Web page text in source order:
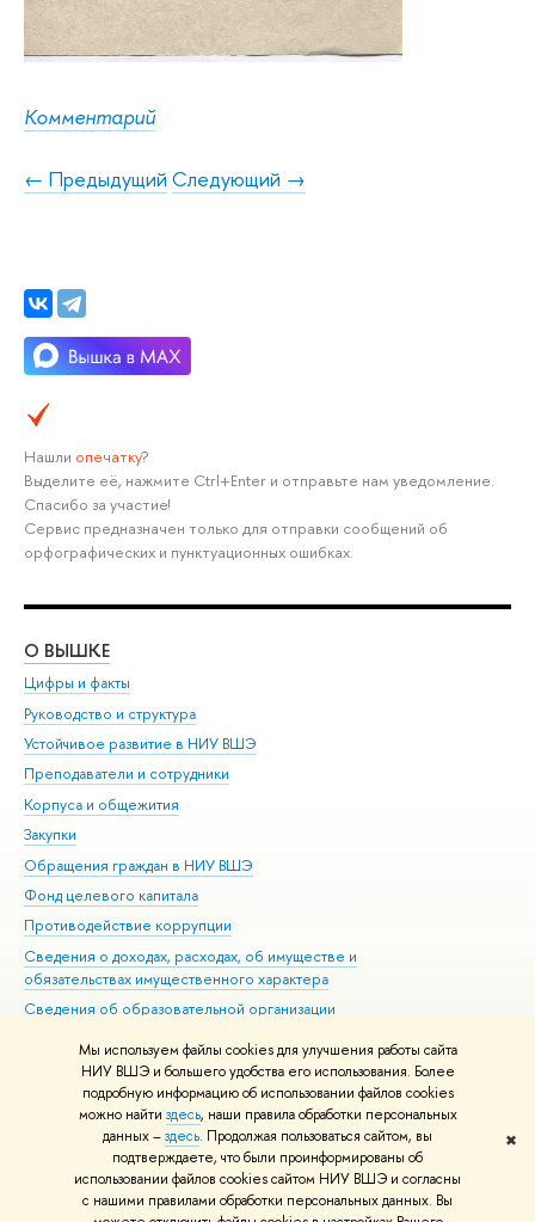
Мы используем файлы cookies для улучшения работы сайта
НИУ ВШЭ и большего удобства его использования. Более
подробную информацию об использовании файлов cookies
можно найти здесь, наши правила обработки персональных
данных –здесь. Продолжая пользоваться сайтом, вы
подтверждаете, что были проинформированы об
использовании файлов cookies сайтом НИУ ВШЭ и согласны
с нашими правилами обработки персональных данных. Вы
✖
Комментарий
← Предыдущий Следующий →
Нашли опечатку?
Выделите её, нажмите Ctrl+Enter и отправьте нам уведомление.
Спасибо за участие!
Сервис предназначен только для отправки сообщений об
орфографических и пунктуационных ошибках.
О ВЫШКЕ
Цифры и факты
Руководство и структура
Устойчивое развитие в НИУ ВШЭ
Преподаватели и сотрудники
Корпуса и общежития
Закупки
Обращения граждан в НИУ ВШЭ
Фонд целевого капитала
Противодействие коррупции
Сведения о доходах, расходах, об имуществе и
обязательствах имущественного характера
Сведения об образовательной организации
Людям с ограниченными возможностями здоровья
Единая платежная страница
Работа в Вышке
© НИУ ВШЭ 1993–2026 Адреса и контакты Условия использования
материалов Политика конфиденциальности Карта сайта